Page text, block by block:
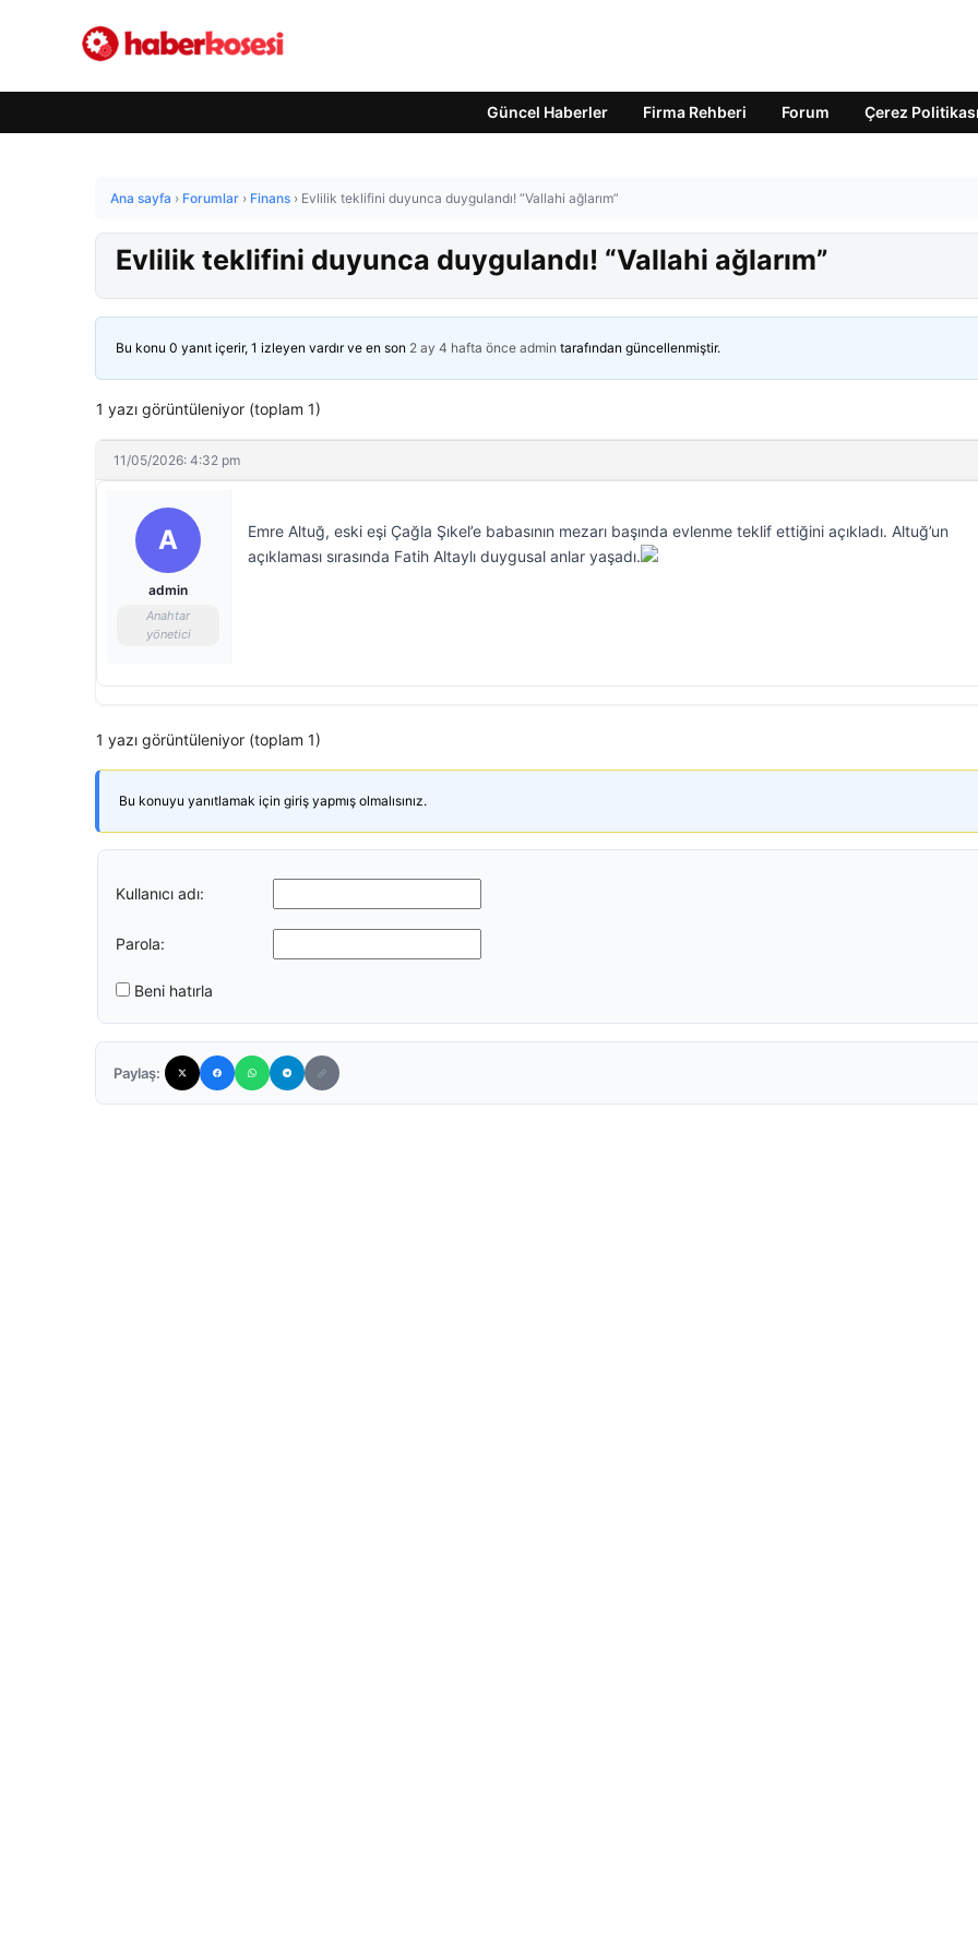
Güncel Haberler Firma Rehberi Forum Çerez Politikası
Ana sayfa › Forumlar › Finans › Evlilik teklifini duyunca duygulandı! “Vallahi ağlarım”
Evlilik teklifini duyunca duygulandı! “Vallahi ağlarım”
Bu konu 0 yanıt içerir, 1 izleyen vardır ve en son 2 ay 4 hafta önce admin tarafından güncellenmiştir.
1 yazı görüntüleniyor (toplam 1)
11/05/2026: 4:32 pm
A
admin
Anahtar
yönetici
Emre Altuğ, eski eşi Çağla Şıkel’e babasının mezarı başında evlenme teklif ettiğini açıkladı. Altuğ’un
açıklaması sırasında Fatih Altaylı duygusal anlar yaşadı.
1 yazı görüntüleniyor (toplam 1)
Bu konuyu yanıtlamak için giriş yapmış olmalısınız.
Kullanıcı adı:
Parola:
Beni hatırla
Paylaş: